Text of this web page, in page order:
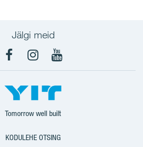
Jälgi meid
FacebookInstagram
YouTube
Tomorrow well built
KODULEHE OTSING